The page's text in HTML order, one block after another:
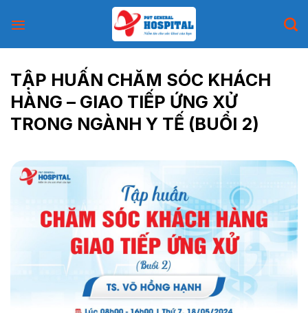
TẬP HUẤN CHĂM SÓC KHÁCH
HÀNG – GIAO TIẾP ỨNG XỬ
TRONG NGÀNH Y TẾ (BUỔI 2)